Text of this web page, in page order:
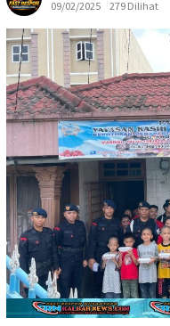
09/02/2025
279 Dilihat